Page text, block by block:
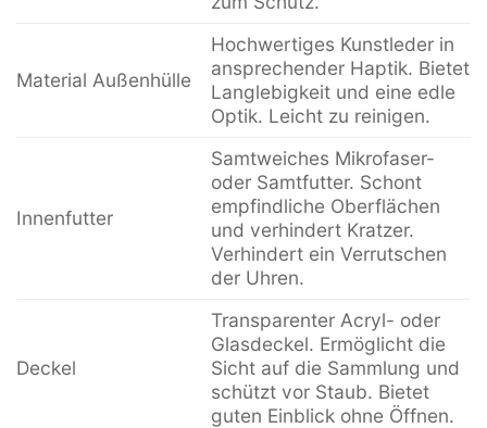
Material Außenhülle
Hochwertiges Kunstleder in
ansprechender Haptik. Bietet
Langlebigkeit und eine edle
Optik. Leicht zu reinigen.
Innenfutter
Samtweiches Mikrofaser-
oder Samtfutter. Schont
empfindliche Oberflächen
und verhindert Kratzer.
Verhindert ein Verrutschen
der Uhren.
Deckel
Transparenter Acryl- oder
Glasdeckel. Ermöglicht die
Sicht auf die Sammlung und
schützt vor Staub. Bietet
guten Einblick ohne Öffnen.